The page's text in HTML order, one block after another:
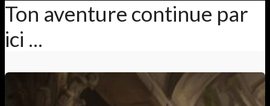
Ton aventure continue par
ici ...